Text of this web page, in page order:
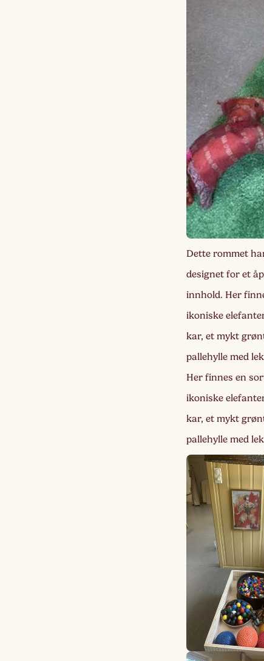
Dette rommet
designet for et
innhold. Her
ikoniske
kar, et mykt
pallehylle med
Her finnes en
ikoniske
kar, et mykt
pallehylle med